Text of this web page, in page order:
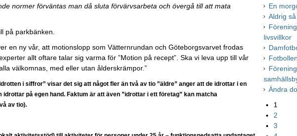
normer förväntas man då sluta förvärvsarbeta och övergå till att mata
på parkbänken.
en ny vår, att motionslopp som Vätternrundan och Göteborgsvarvet frodas
allt oftare talar sig varma för ”Motion på recept”. Ska vi leva upp till vår
välkomnas, med eller utan ålderskrämpor.”
i siffror” visar det sig att något fler än två av tio ”äldre” anger att de idrottar i en
på egen hand. Faktum är att även ”idrottar i ett företag” kan matcha
av tio).
En
Aldrig
livsvillkor
Ändra
1
2
3